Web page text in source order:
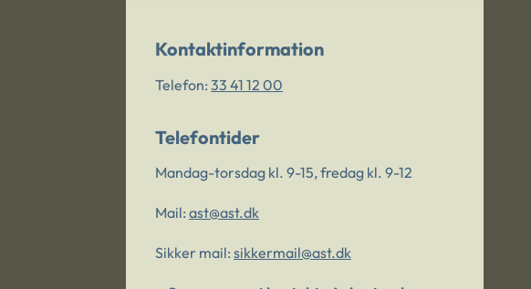
Kontaktinformation
Telefon: 33 41 12 00
Telefontider
Mandag-torsdag kl. 9-15, fredag kl. 9-12
Mail: ast@ast.dk
Sikker mail: sikkermail@ast.dk